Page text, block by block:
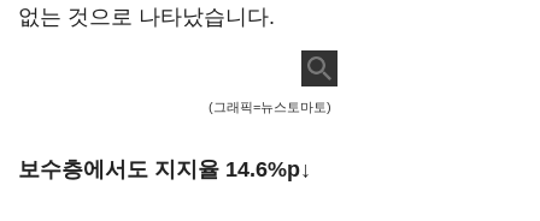
없는 것으로 나타났습니다.
(그래픽=뉴스토마토)
보수층에서도 지지율 14.6%p↓